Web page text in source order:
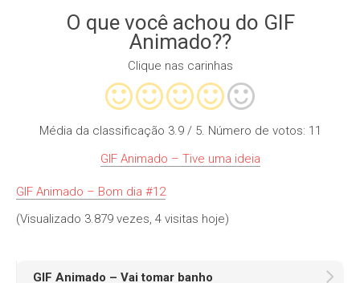
O que você achou do GIF
Animado??
Clique nas carinhas
Média da classificação 3.9/ 5. Número de votos: 11
GIF Animado – Tive uma ideia
GIF Animado – Bom dia #12
(Visualizado 3.879 vezes, 4 visitas hoje)
GIF Animado – Vai tomar banho